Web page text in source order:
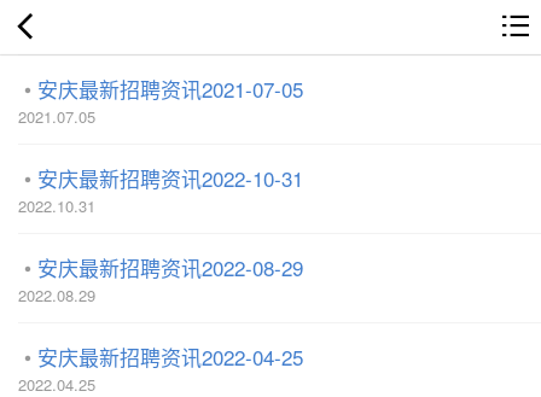
安庆最新招聘资讯2021-07-05
2021.07.05
安庆最新招聘资讯2022-10-31
2022.10.31
安庆最新招聘资讯2022-08-29
2022.08.29
安庆最新招聘资讯2022-04-25
2022.04.25